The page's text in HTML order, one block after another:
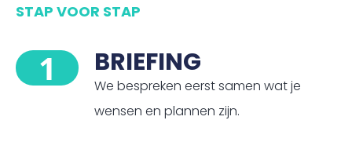
STAP VOOR STAP
1 BRIEFING
We bespreken eerst samen wat je
wensen en plannen zijn.